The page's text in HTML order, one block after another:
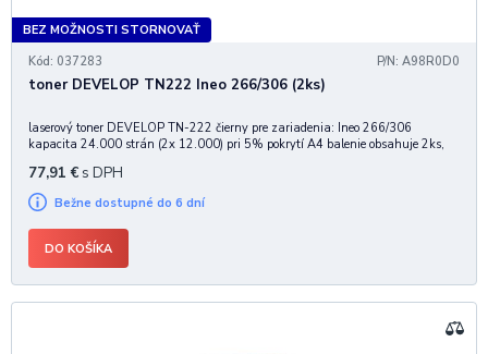
BEZ MOŽNOSTI STORNOVAŤ
Kód: 037283
P/N: A98R0D0
toner DEVELOP TN222 Ineo 266/306 (2ks)
laserový toner DEVELOP TN-222 čierny pre zariadenia: Ineo 266/306
kapacita 24.000 strán (2x 12.000) pri 5% pokrytí A4 balenie obsahuje 2ks,
77,91 € s DPH
Bežne dostupné do 6 dní
DO KOŠÍKA